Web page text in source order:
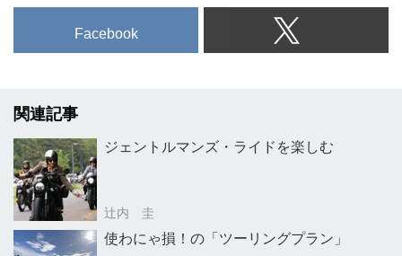
Facebook
関連記事
ジェントルマンズ・ライドを楽しむ
辻内 圭
使わにゃ損！の「ツーリングプラン」